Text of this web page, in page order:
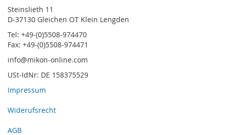
Steinslieth 11
D-37130 Gleichen OT Klein Lengden
Tel: +49-(0)5508-974470
Fax: +49-(0)5508-974471
info@mikon-online.com
USt-IdNr: DE 158375529
Impressum
Widerufsrecht
AGB